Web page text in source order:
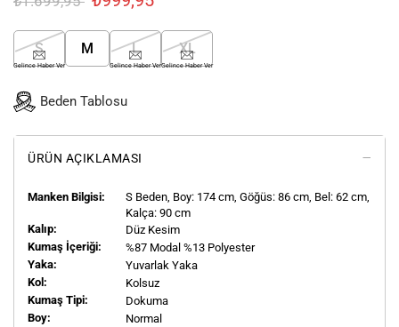
S
Gelince Haber Ver
M L
Gelince Haber Ver
XL
Gelince Haber Ver
Beden Tablosu
ÜRÜN AÇIKLAMASI
Manken Bilgisi: S Beden, Boy: 174 cm, Göğüs: 86 cm, Bel: 62 cm,
Kalça: 90 cm
Kalıp:
Düz Kesim
Kumaş İçeriği:
%87 Modal %13 Polyester
Yaka:
Yuvarlak Yaka
Kol:
Kolsuz
Kumaş Tipi:
Dokuma
Boy:
Normal